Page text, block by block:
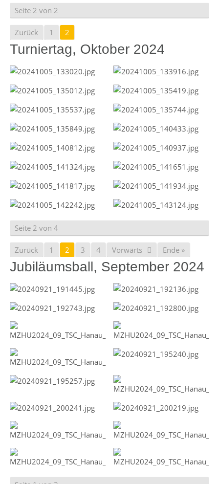
Seite 2 von 2
Zurück 1 2
Turniertag, Oktober 2024
Seite 2 von 4
Zurück 1 2 3 4 Vorwärts Ende »
Jubiläumsball, September 2024